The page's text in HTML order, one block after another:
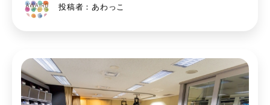
投稿者：あわっこ